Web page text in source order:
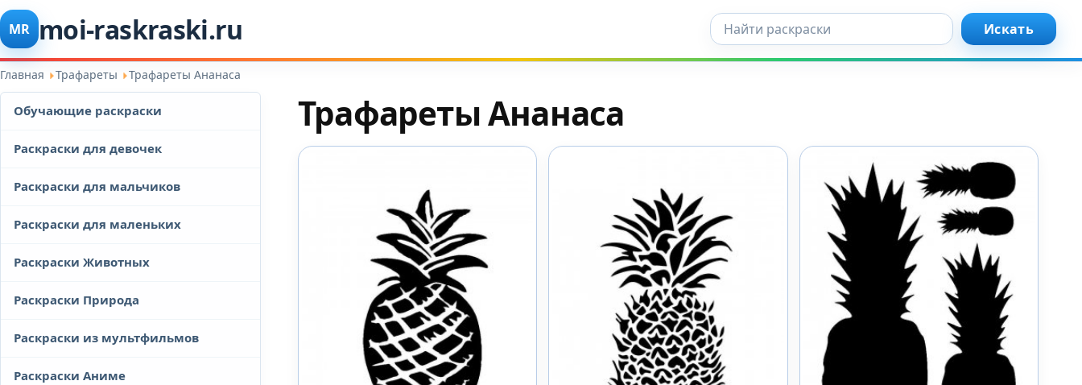
MR moi-raskraski.ru Искать... Искать
Главная Трафареты Трафареты Ананаса
Обучающие раскраски
Раскраски для девочек
Раскраски для мальчиков
Раскраски для маленьких
Раскраски Животных
Раскраски Природа
Раскраски из мультфильмов
Раскраски Аниме
Трафареты Ананаса